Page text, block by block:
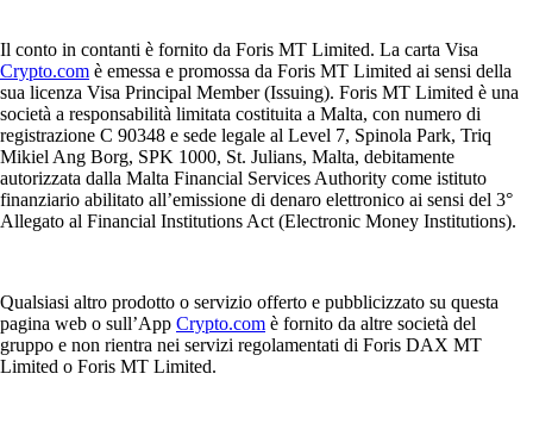
Il conto in contanti è fornito da Foris MT Limited. La carta Visa
Crypto.com è emessa e promossa da Foris MT Limited ai sensi della
sua licenza Visa Principal Member (Issuing). Foris MT Limited è una
società a responsabilità limitata costituita a Malta, con numero di
registrazione C 90348 e sede legale al Level 7, Spinola Park, Triq
Mikiel Ang Borg, SPK 1000, St. Julians, Malta, debitamente
autorizzata dalla Malta Financial Services Authority come istituto
finanziario abilitato all’emissione di denaro elettronico ai sensi del 3°
Allegato al Financial Institutions Act (Electronic Money Institutions).
Qualsiasi altro prodotto o servizio offerto e pubblicizzato su questa
pagina web o sull’App Crypto.com è fornito da altre società del
gruppo e non rientra nei servizi regolamentati di Foris DAX MT
Limited o Foris MT Limited.